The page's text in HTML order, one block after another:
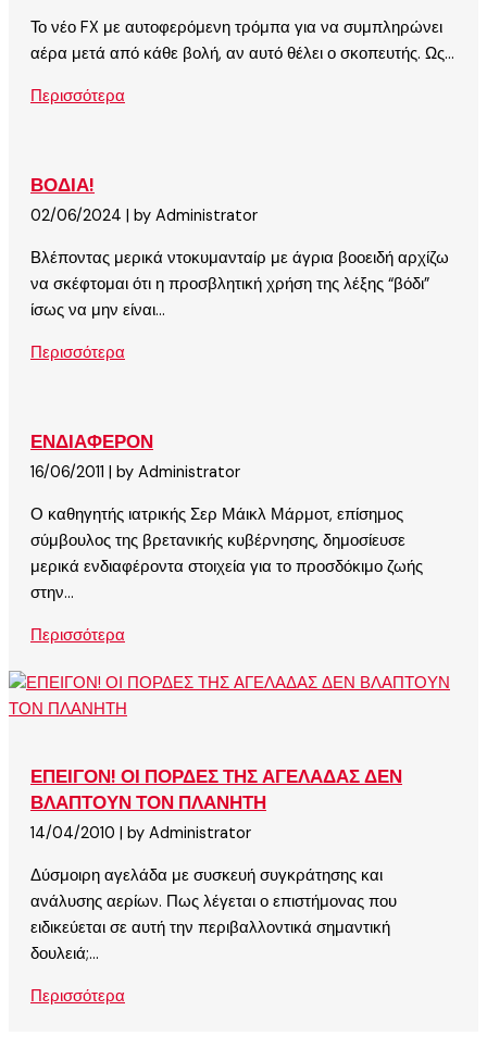
Το νέο FX με αυτοφερόμενη τρόμπα για να συμπληρώνει
αέρα μετά από κάθε βολή, αν αυτό θέλει ο σκοπευτής. Ως...
Περισσότερα
ΒΟΔΙΑ!
02/06/2024 | by Administrator
Βλέποντας μερικά ντοκυμανταίρ με άγρια βοοειδή αρχίζω
να σκέφτομαι ότι η προσβλητική χρήση της λέξης “βόδι”
ίσως να μην είναι...
Περισσότερα
ΕΝΔΙΑΦΕΡΟΝ
16/06/2011 | by Administrator
Ο καθηγητής ιατρικής Σερ Μάικλ Μάρμοτ, επίσημος
σύμβουλος της βρετανικής κυβέρνησης, δημοσίευσε
μερικά ενδιαφέροντα στοιχεία για το προσδόκιμο ζωής
στην...
Περισσότερα
ΕΠΕΙΓΟΝ! ΟΙ ΠΟΡΔΕΣ ΤΗΣ ΑΓΕΛΑΔΑΣ ΔΕΝ
ΒΛΑΠΤΟΥΝ ΤΟΝ ΠΛΑΝΗΤΗ
14/04/2010 | by Administrator
Δύσμοιρη αγελάδα με συσκευή συγκράτησης και
ανάλυσης αερίων. Πως λέγεται ο επιστήμονας που
ειδικεύεται σε αυτή την περιβαλλοντικά σημαντική
δουλειά;...
Περισσότερα